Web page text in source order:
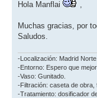
Hola Manflai ,
Muchas gracias, por
Saludos.
-Localización: Madrid Norte.
-Entorno: Espero que
-Vaso: Gunitado.
-Filtración: caseta de obra,
-Tratamiento: dosificador